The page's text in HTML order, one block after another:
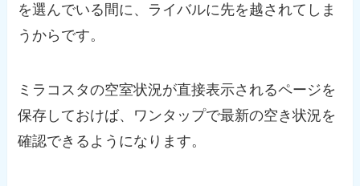
を選んでいる間に、ライバルに先を越されてしま
うからです。
ミラコスタの空室状況が直接表示されるページを
保存しておけば、ワンタップで最新の空き状況を
確認できるようになります。